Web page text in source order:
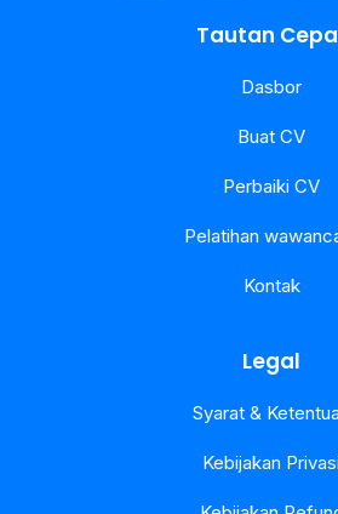
Tautan
Dasbor
Buat CV
Perbaiki CV
Pelatihan
Kontak
Legal
Syarat &
Kebijakan Privasi